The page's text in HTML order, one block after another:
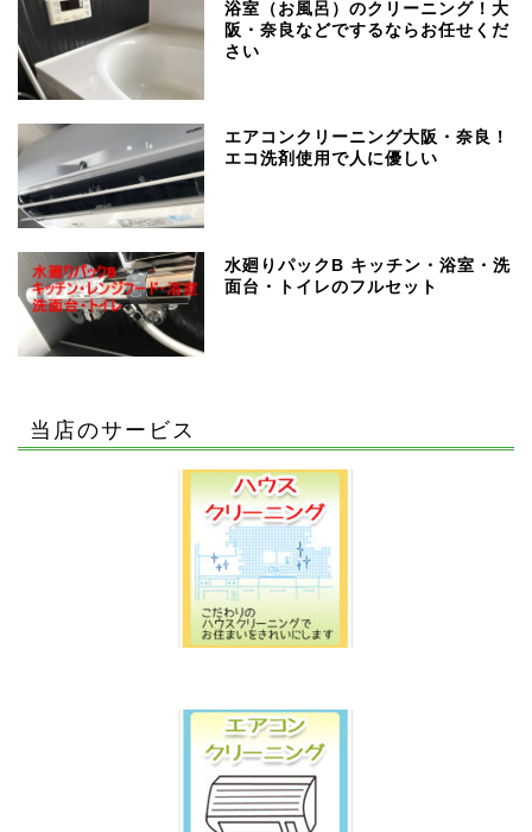
浴室（お風呂）のクリーニング！大
阪・奈良などでするならお任せくだ
さい
エアコンクリーニング大阪・奈良！
エコ洗剤使用で人に優しい
水廻りパックB キッチン・浴室・洗
面台・トイレのフルセット
当店のサービス